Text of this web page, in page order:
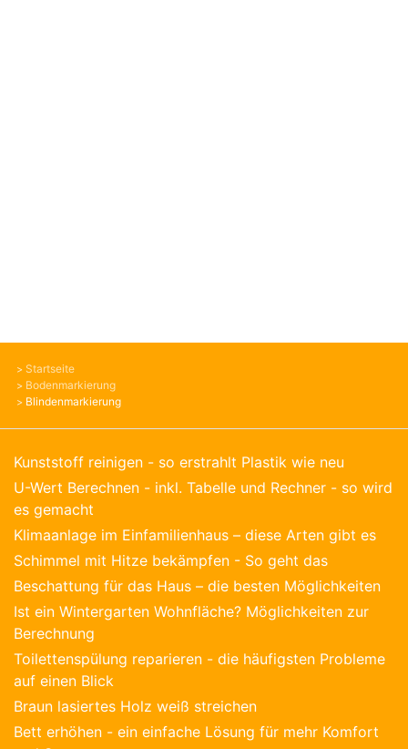
Startseite
Bodenmarkierung
Blindenmarkierung
Kunststoff reinigen - so erstrahlt Plastik wie neu
U-Wert Berechnen - inkl. Tabelle und Rechner - so wird
es gemacht
Klimaanlage im Einfamilienhaus – diese Arten gibt es
Schimmel mit Hitze bekämpfen - So geht das
Beschattung für das Haus – die besten Möglichkeiten
Ist ein Wintergarten Wohnfläche? Möglichkeiten zur
Berechnung
Toilettenspülung reparieren - die häufigsten Probleme
auf einen Blick
Braun lasiertes Holz weiß streichen
Bett erhöhen - ein einfache Lösung für mehr Komfort